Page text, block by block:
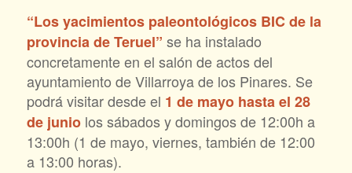
“Los yacimientos paleontológicos BIC de la
provincia de Teruel” se ha instalado
concretamente en el salón de actos del
ayuntamiento de Villarroya de los Pinares. Se
podrá visitar desde el 1 de mayo hasta el 28
de juniolos sábados y domingos de 12:00h a
13:00h (1 de mayo, viernes, también de 12:00
a 13:00 horas).